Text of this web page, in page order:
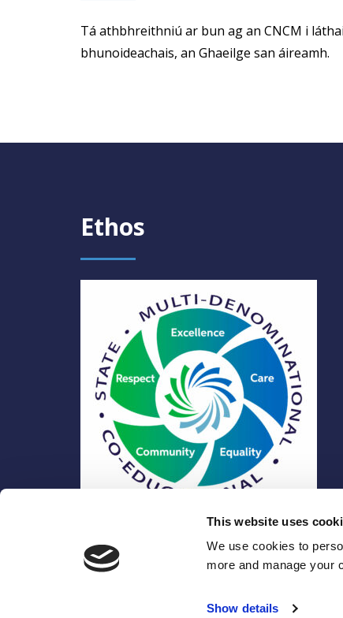
This website uses
We use cookies to
more and manage your
Show details
Tá athbhreithniú ar bun ag an CNCM i
bhunoideachais, an Ghaeilge san áireamh.
Ethos
https://www.cmco.ie/ethos/